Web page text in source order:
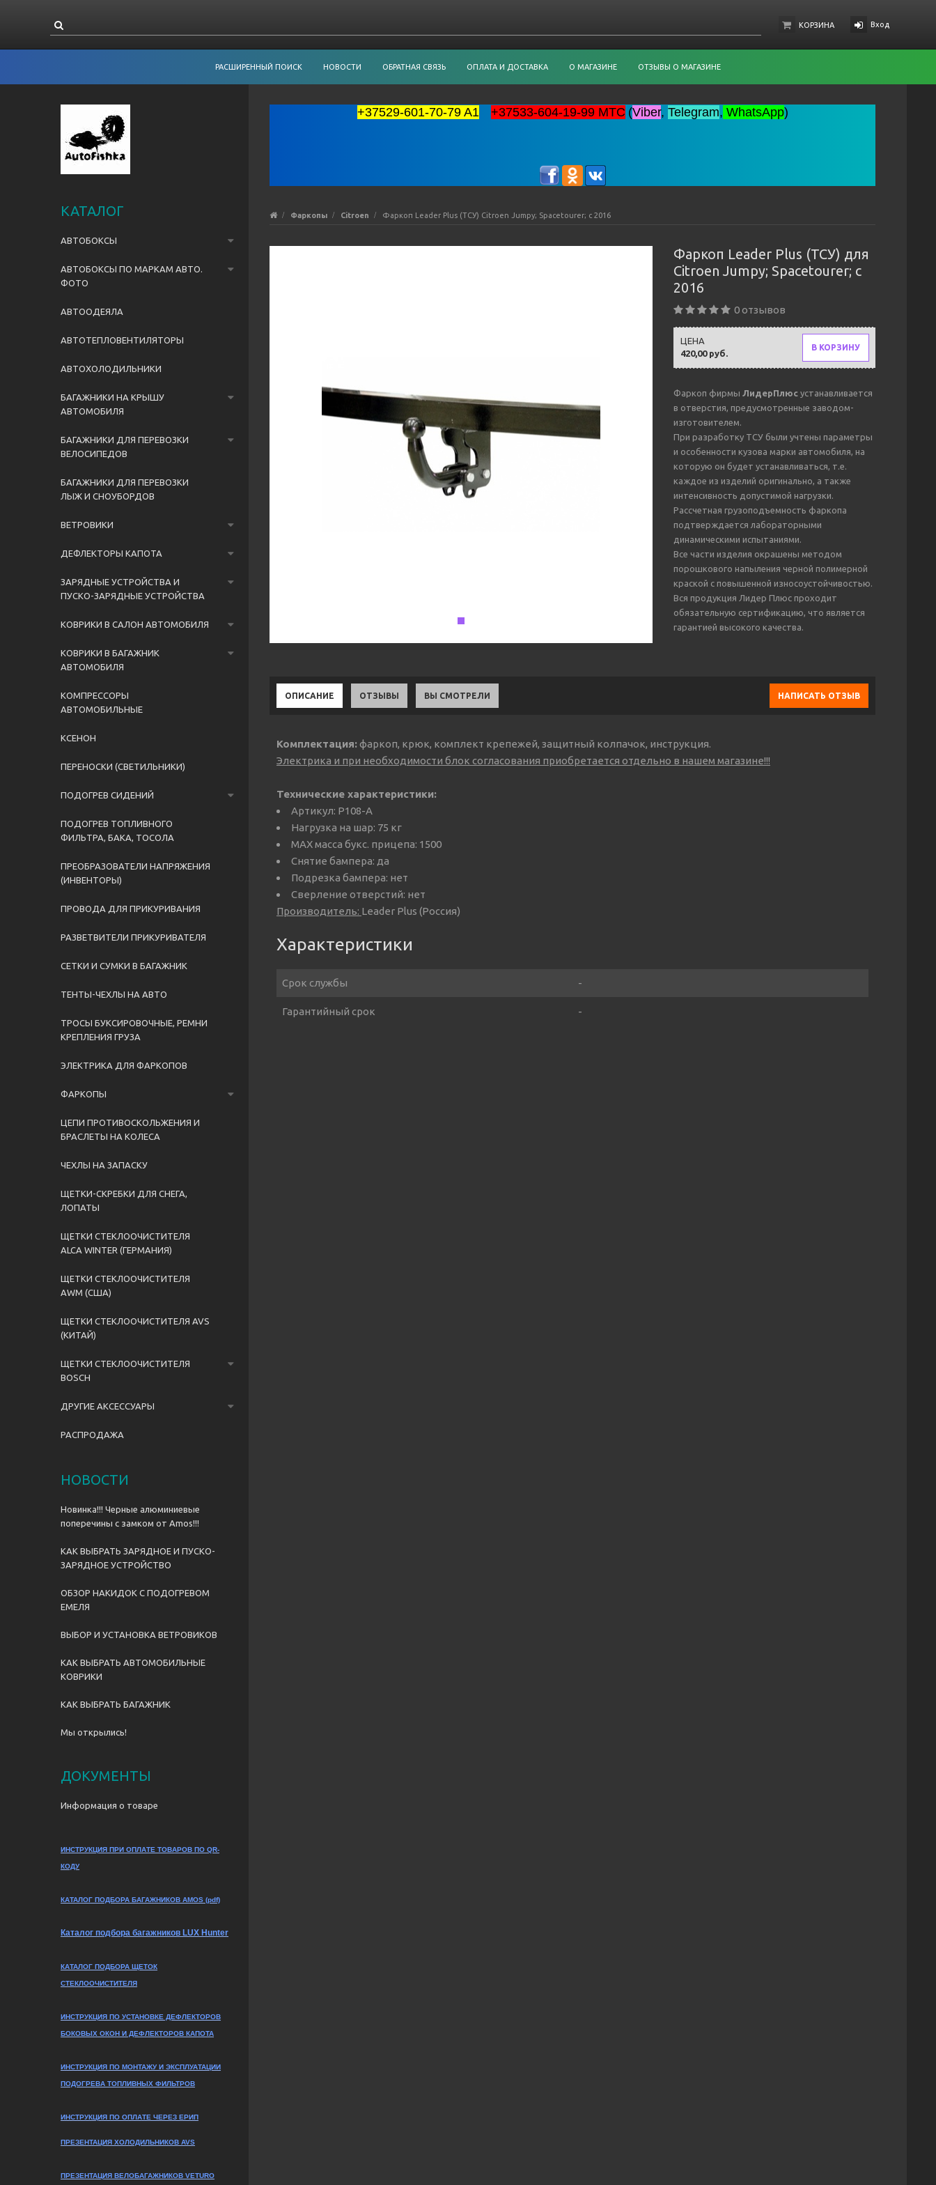
КОРЗИНА Вход
РАСШИРЕННЫЙ ПОИСК НОВОСТИ ОБРАТНАЯ СВЯЗЬ ОПЛАТА И ДОСТАВКА О МАГАЗИНЕ ОТЗЫВЫ О МАГАЗИНЕ
КАТАЛОГ
АВТОБОКСЫ
АВТОБОКСЫ ПО МАРКАМ АВТО.
ФОТО
АВТООДЕЯЛА
АВТОТЕПЛОВЕНТИЛЯТОРЫ
АВТОХОЛОДИЛЬНИКИ
БАГАЖНИКИ НА КРЫШУ
АВТОМОБИЛЯ
БАГАЖНИКИ ДЛЯ ПЕРЕВОЗКИ
ВЕЛОСИПЕДОВ
БАГАЖНИКИ ДЛЯ ПЕРЕВОЗКИ
ЛЫЖ И СНОУБОРДОВ
ВЕТРОВИКИ
ДЕФЛЕКТОРЫ КАПОТА
ЗАРЯДНЫЕ УСТРОЙСТВА И
ПУСКО-ЗАРЯДНЫЕ УСТРОЙСТВА
КОВРИКИ В САЛОН АВТОМОБИЛЯ
КОВРИКИ В БАГАЖНИК
АВТОМОБИЛЯ
КОМПРЕССОРЫ
АВТОМОБИЛЬНЫЕ
КСЕНОН
ПЕРЕНОСКИ (СВЕТИЛЬНИКИ)
ПОДОГРЕВ СИДЕНИЙ
ПОДОГРЕВ ТОПЛИВНОГО
ФИЛЬТРА, БАКА, ТОСОЛА
ПРЕОБРАЗОВАТЕЛИ НАПРЯЖЕНИЯ
(ИНВЕНТОРЫ)
ПРОВОДА ДЛЯ ПРИКУРИВАНИЯ
РАЗВЕТВИТЕЛИ ПРИКУРИВАТЕЛЯ
СЕТКИ И СУМКИ В БАГАЖНИК
ТЕНТЫ-ЧЕХЛЫ НА АВТО
ТРОСЫ БУКСИРОВОЧНЫЕ, РЕМНИ
КРЕПЛЕНИЯ ГРУЗА
ЭЛЕКТРИКА ДЛЯ ФАРКОПОВ
ФАРКОПЫ
ЦЕПИ ПРОТИВОСКОЛЬЖЕНИЯ И
БРАСЛЕТЫ НА КОЛЕСА
ЧЕХЛЫ НА ЗАПАСКУ
ЩЕТКИ-СКРЕБКИ ДЛЯ СНЕГА,
ЛОПАТЫ
ЩЕТКИ СТЕКЛООЧИСТИТЕЛЯ
ALCA WINTER (ГЕРМАНИЯ)
ЩЕТКИ СТЕКЛООЧИСТИТЕЛЯ
AWM (США)
ЩЕТКИ СТЕКЛООЧИСТИТЕЛЯ AVS
(КИТАЙ)
ЩЕТКИ СТЕКЛООЧИСТИТЕЛЯ
BOSCH
ДРУГИЕ АКСЕССУАРЫ
РАСПРОДАЖА
НОВОСТИ
Новинка!!! Черные алюминиевые
поперечины с замком от Amos!!!
КАК ВЫБРАТЬ ЗАРЯДНОЕ И ПУСКО-
ЗАРЯДНОЕ УСТРОЙСТВО
ОБЗОР НАКИДОК С ПОДОГРЕВОМ
ЕМЕЛЯ
ВЫБОР И УСТАНОВКА ВЕТРОВИКОВ
КАК ВЫБРАТЬ АВТОМОБИЛЬНЫЕ
КОВРИКИ
КАК ВЫБРАТЬ БАГАЖНИК
Мы открылись!
ДОКУМЕНТЫ
Информация о товаре
ИНСТРУКЦИЯ ПРИ ОПЛАТЕ ТОВАРОВ ПО QR-
КОДУ
КАТАЛОГ ПОДБОРА БАГАЖНИКОВ AMOS (pdf)
Каталог подбора багажников LUX Hunter
КАТАЛОГ ПОДБОРА ЩЕТОК
СТЕКЛООЧИСТИТЕЛЯ
ИНСТРУКЦИЯ ПО УСТАНОВКЕ ДЕФЛЕКТОРОВ
БОКОВЫХ ОКОН И ДЕФЛЕКТОРОВ КАПОТА
ИНСТРУКЦИЯ ПО МОНТАЖУ И ЭКСПЛУАТАЦИИ
ПОДОГРЕВА ТОПЛИВНЫХ ФИЛЬТРОВ
ИНСТРУКЦИЯ ПО ОПЛАТЕ ЧЕРЕЗ ЕРИП
ПРЕЗЕНТАЦИЯ ХОЛОДИЛЬНИКОВ AVS
ПРЕЗЕНТАЦИЯ ВЕЛОБАГАЖНИКОВ VETURO
+37529-601-70-79 A1 +37533-604-19-99 MTC (Viber, Telegram, WhatsApp)
Фаркопы Citroen Фаркоп Leader Plus (ТСУ) Citroen Jumpy; Spacetourer; c 2016
Фаркоп Leader Plus (ТСУ) для
Citroen Jumpy; Spacetourer; c
2016
0 отзывов
420,00 руб.
ЦЕНА
В КОРЗИНУ
Фаркоп фирмы ЛидерПлюс устанавливается
в отверстия, предусмотренные заводом-
изготовителем.
При разработку ТСУ были учтены параметры
и особенности кузова марки автомобиля, на
которую он будет устанавливаться, т.е.
каждое из изделий оригинально, а также
интенсивность допустимой нагрузки.
Рассчетная грузоподъемность фаркопа
подтверждается лабораторными
динамическими испытаниями.
Все части изделия окрашены методом
порошкового напыления черной полимерной
краской с повышенной износоустойчивостью.
Вся продукция Лидер Плюс проходит
обязательную сертификацию, что является
гарантией высокого качества.
ОПИСАНИЕ ОТЗЫВЫ НАПИСАТЬ ОТЗЫВ
ВЫ СМОТРЕЛИ
Комплектация:фаркоп, крюк, комплект крепежей, защитный колпачок, инструкция.
Электрика и при необходимости блок согласования приобретается отдельно в нашем магазине!!!
Технические характеристики:
Артикул: P108-A
Нагрузка на шар: 75 кг
MAX масса букс. прицепа: 1500
Снятие бампера: да
Подрезка бампера: нет
Сверление отверстий: нет
Производитель: Leader Plus (Россия)
Характеристики
Срок службы -
Гарантийный срок -